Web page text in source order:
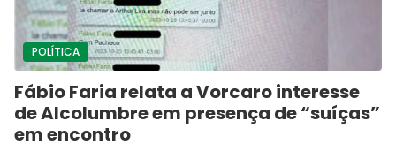
POLÍTICA
Fábio Faria relata a Vorcaro interesse
de Alcolumbre em presença de “suíças”
em encontro